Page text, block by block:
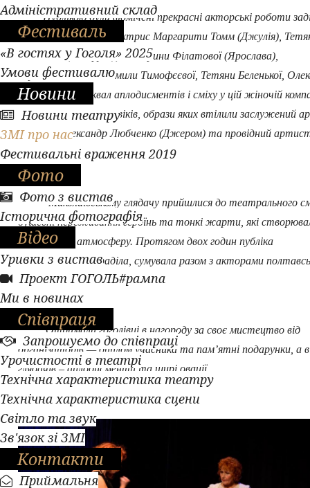
Адміністративний склад
Фестиваль
«В гостях у Гоголя» 2025
Умови фестивалю
Новини
Новини театру
ЗМІ про нас
Фестивальні враження 2019
Фото
Фото з вистав
Історична фотографія
Відео
Уривки з вистав
Проект ГОГОЛЬ#рампа
Ми в новинах
Співпраця
Запрошуємо до співпраці
Урочистості в театрі
Технічна характеристика театру
Технічна характеристика сцени
Світло та звук
Зв'язок зі ЗМІ
Контакти
Приймальня
Публікою були відмічені прекрасні акторські роботи
виставі заслужених актрис Маргарити Томм (Джулія),
Любченко (Катруся), Катерини Філатової (Ярослава),
харизматичних Людмили Тимофєєвої, Тетяни Беленької,
Галатченко. Шквал аплодисментів і сміху у цій жіночій
викликала поява чоловіків, образи яких втілили заслужений
України Олександр Любченко (Джером) та провідний
театру Віталій Крапіва.
Миколаївському глядачу прийшлися до театрального
душевні переживання героїнь та тонкі жарти, які
невимушену атмосферу. Протягом двох годин публіка
співпереживала, раділа, сумувала разом з акторами
театру.
Отримали гоголівці в нагороду за своє мистецтво від
організаторів — диплом учасника та пам’ятні подарунки, а
глядачів – аплодисменти та щирі овації.